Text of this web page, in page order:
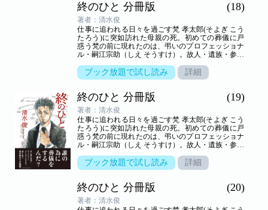
終のひと 分冊版 (18)
著者：清水俊
仕事に追われる日々を過ごす梵 孝太郎(そよぎ こう
たろう)に突如訪れた母親の死。初めての葬儀に戸
惑う梵の前に現れたのは、弔いのプロフェッショナ
ル・嗣江宗助（しえ そうすけ）。故人・遺族・参列
世界を新鋭が描き出す――命の終わりのヒューマン
ドラマ。
ブック放題で試し読み 詳細
終のひと 分冊版 (19)
著者：清水俊
仕事に追われる日々を過ごす梵 孝太郎(そよぎ こう
たろう)に突如訪れた母親の死。初めての葬儀に戸
惑う梵の前に現れたのは、弔いのプロフェッショナ
ル・嗣江宗助（しえ そうすけ）。故人・遺族・参列
世界を新鋭が描き出す――命の終わりのヒューマン
ドラマ。
ブック放題で試し読み 詳細
終のひと 分冊版 (20)
著者：清水俊